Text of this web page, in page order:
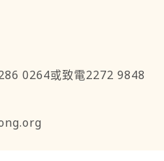
0264或致電2272 9848